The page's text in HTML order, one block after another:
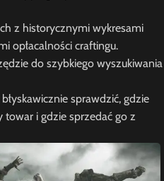
z historycznymi wykresami
opłacalności craftingu.
do szybkiego wyszukiwania
sprawdzić, gdzie
towar i gdzie sprzedać go z